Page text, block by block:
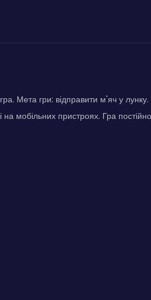
Мета гри: відправити м'яч у
на мобільних пристроях. Гра